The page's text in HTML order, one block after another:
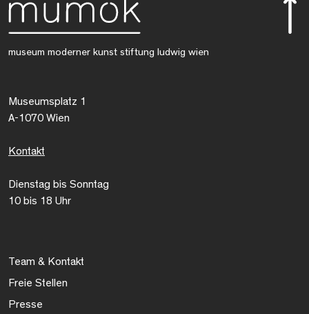
museum moderner kunst stiftung ludwig wien
Museumsplatz 1
A-1070 Wien
Kontakt
Dienstag bis Sonntag
10 bis 18 Uhr
Team & Kontakt
Freie Stellen
Presse